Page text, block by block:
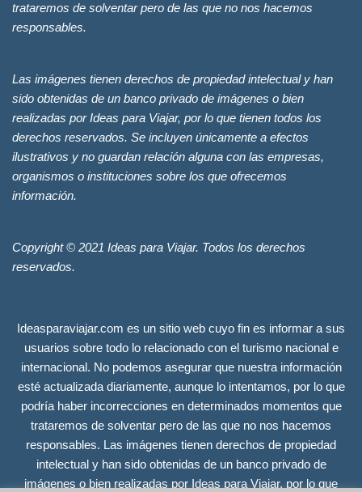
trataremos de solventar pero de las que no nos hacemos
responsables.
Las imágenes tienen derechos de propiedad intelectual y han
sido obtenidas de un banco privado de imágenes o bien
realizadas por Ideas para Viajar, por lo que tienen todos los
derechos reservados. Se incluyen únicamente a efectos
ilustrativos y no guardan relación alguna con las empresas,
organismos o instituciones sobre los que ofrecemos
información.
Copyright © 2021 Ideas para Viajar. Todos los derechos
reservados.
Ideasparaviajar.com es un sitio web cuyo fin es informar a sus
usuarios sobre todo lo relacionado con el turismo nacional e
internacional. No podemos asegurar que nuestra información
esté actualizada diariamente, aunque lo intentamos, por lo que
podría haber incorrecciones en determinados momentos que
trataremos de solventar pero de las que no nos hacemos
responsables. Las imágenes tienen derechos de propiedad
intelectual y han sido obtenidas de un banco privado de
imágenes o bien realizadas por Ideas para Viajar, por lo que